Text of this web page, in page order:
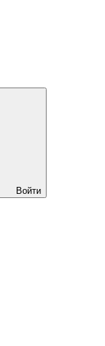
Войти